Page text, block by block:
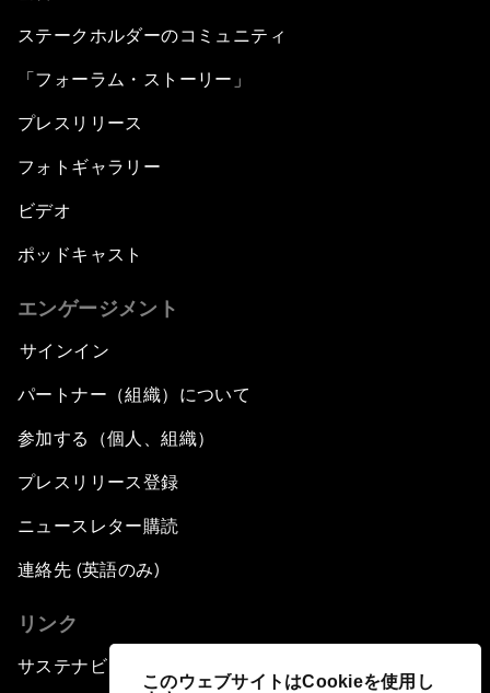
このウェブサイトはCookieを使用し
ステークホルダーのコミュニティ
「フォーラム・ストーリー」
プレスリリース
フォトギャラリー
ビデオ
ポッドキャスト
エンゲージメント
サインイン
パートナー（組織）について
参加する（個人、組織）
プレスリリース登録
ニュースレター購読
連絡先 (英語のみ)
リンク
サステナビリティへの取り組み